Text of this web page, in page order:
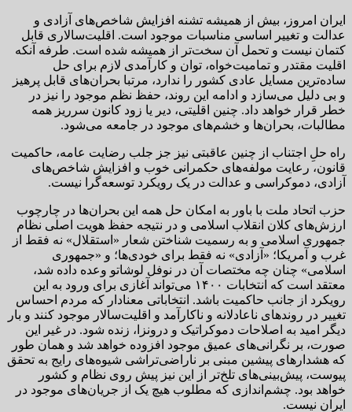
ایران امروز، بیش از همیشه تشنه افزایش شاخص‌های آزادی و
عدالت و تغییر اساسی مناسبات موجود است. اقلیت‌سالاری قابل
کتمان نیست و تحمل آن سخت‌تر از همیشه شده است. طرفه آنکه
اقلیت مقتدر و تمامیت‌خواه، توان و کارآمدی لازم برای حل
ساده‌ترین مسایل عادی کشور را ندارد، مرتبا بحران‌های قابل پرهیز
و بی دلیل می‌سازد و ادامه این روند، حفظ نظم موجود را نیز در
خطر قرار خواهد داد. چنین اقلیتی، دیر یا زود کانون سرریز همه
مطالبات، بحران‌ها و خشم‌های موجود در جامعه می‌شود.
راه حلِ اجتناب از چنین عاقبتی نیز جز جلب رضایت عامه، حاکمیت
قانون، رعایت مولفه‌های حکمرانی خوب و افزایش شاخص‌های
آزادی، دموکراسی و عدالت در یک رویکرد توسعه‌گرا نیست.
حزب اتحاد ملت با باور به امکان حل همه این بحران‌ها در چارچوب
ارزش‌های کلان انقلاب اسلامی و در نتیجه حفظ هویت اصلی نظام
جمهوری اسلامی و به رسمیت شناختن شعار «استقلال» نه فقط از
غرب و آمریکا؛ «آزادی» نه فقط برای خودی‌ها؛ و «جمهوری
اسلامی» چنان چه مختصات آن در نوفل لوشاتو وعده داده شد،
معتقد است که انتخابات ۱۴۰۰ می‌تواند آغازی برای ورود به این
رویکرد از جانب حاکمیت باشد. انتخاباتی معنادار که مردم احساس
تغییر در روندهای ناعادلانه و ناکارآمد و اقلیت‌سالار موجود کنند و بار
دیگر امید به اصلاحات دموکراتیک و درونزا، زنده شود. در غیر این
صورت، بر نگرانی‌‌های عمیق موجود افزوده خواهد شد و همان طور
که هشدارهای پیشین مبنی بر ناراضی‌تراشی شیوه‌های رایج به تحقق
پیوست، پیش‌بینی‌های تلخ‌تر از این نیز پیش روی نظام و کشور
خواهد بود. چشم‌اندازی که مطلوب هیچ یک از جریان‌های موجود در
ایران نیست.